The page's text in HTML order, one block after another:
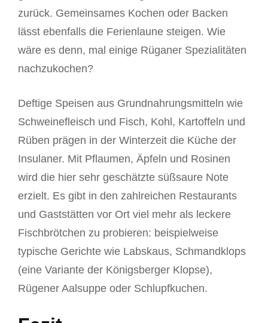
zurück. Gemeinsames Kochen oder Backen
lässt ebenfalls die Ferienlaune steigen. Wie
wäre es denn, mal einige Rüganer Spezialitäten
nachzukochen?
Deftige Speisen aus Grundnahrungsmitteln wie
Schweinefleisch und Fisch, Kohl, Kartoffeln und
Rüben prägen in der Winterzeit die Küche der
Insulaner. Mit Pflaumen, Äpfeln und Rosinen
wird die hier sehr geschätzte süßsaure Note
erzielt. Es gibt in den zahlreichen Restaurants
und Gaststätten vor Ort viel mehr als leckere
Fischbrötchen zu probieren: beispielweise
typische Gerichte wie Labskaus, Schmandklops
(eine Variante der Königsberger Klopse),
Rügener Aalsuppe oder Schlupfkuchen.